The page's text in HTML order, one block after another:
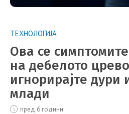
ТЕХНОЛОГИЈА
Oва се
на дебелото
игнорирајте дури
млади
пред 6 години